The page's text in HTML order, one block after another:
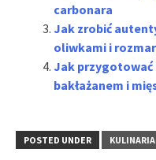
carbonara
Jak zrobić
oliwkami i
Jak przygotować
bakłażanem i
POSTED UNDER